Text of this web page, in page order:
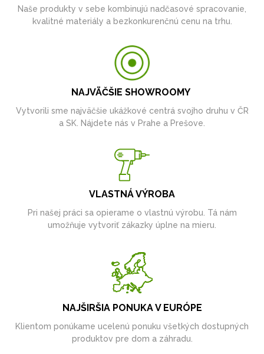
Naše produkty v sebe kombinujú nadčasové spracovanie,
kvalitné materiály a bezkonkurenčnú cenu na trhu.
NAJVÄČŠIE SHOWROOMY
Vytvorili sme najväčšie ukážkové centrá svojho druhu v ČR
a SK. Nájdete nás v Prahe a Prešove.
VLASTNÁ VÝROBA
Pri našej práci sa opierame o vlastnú výrobu. Tá nám
umožňuje vytvoriť zákazky úplne na mieru.
NAJŠIRŠIA PONUKA V EURÓPE
Klientom ponúkame ucelenú ponuku všetkých dostupných
produktov pre dom a záhradu.